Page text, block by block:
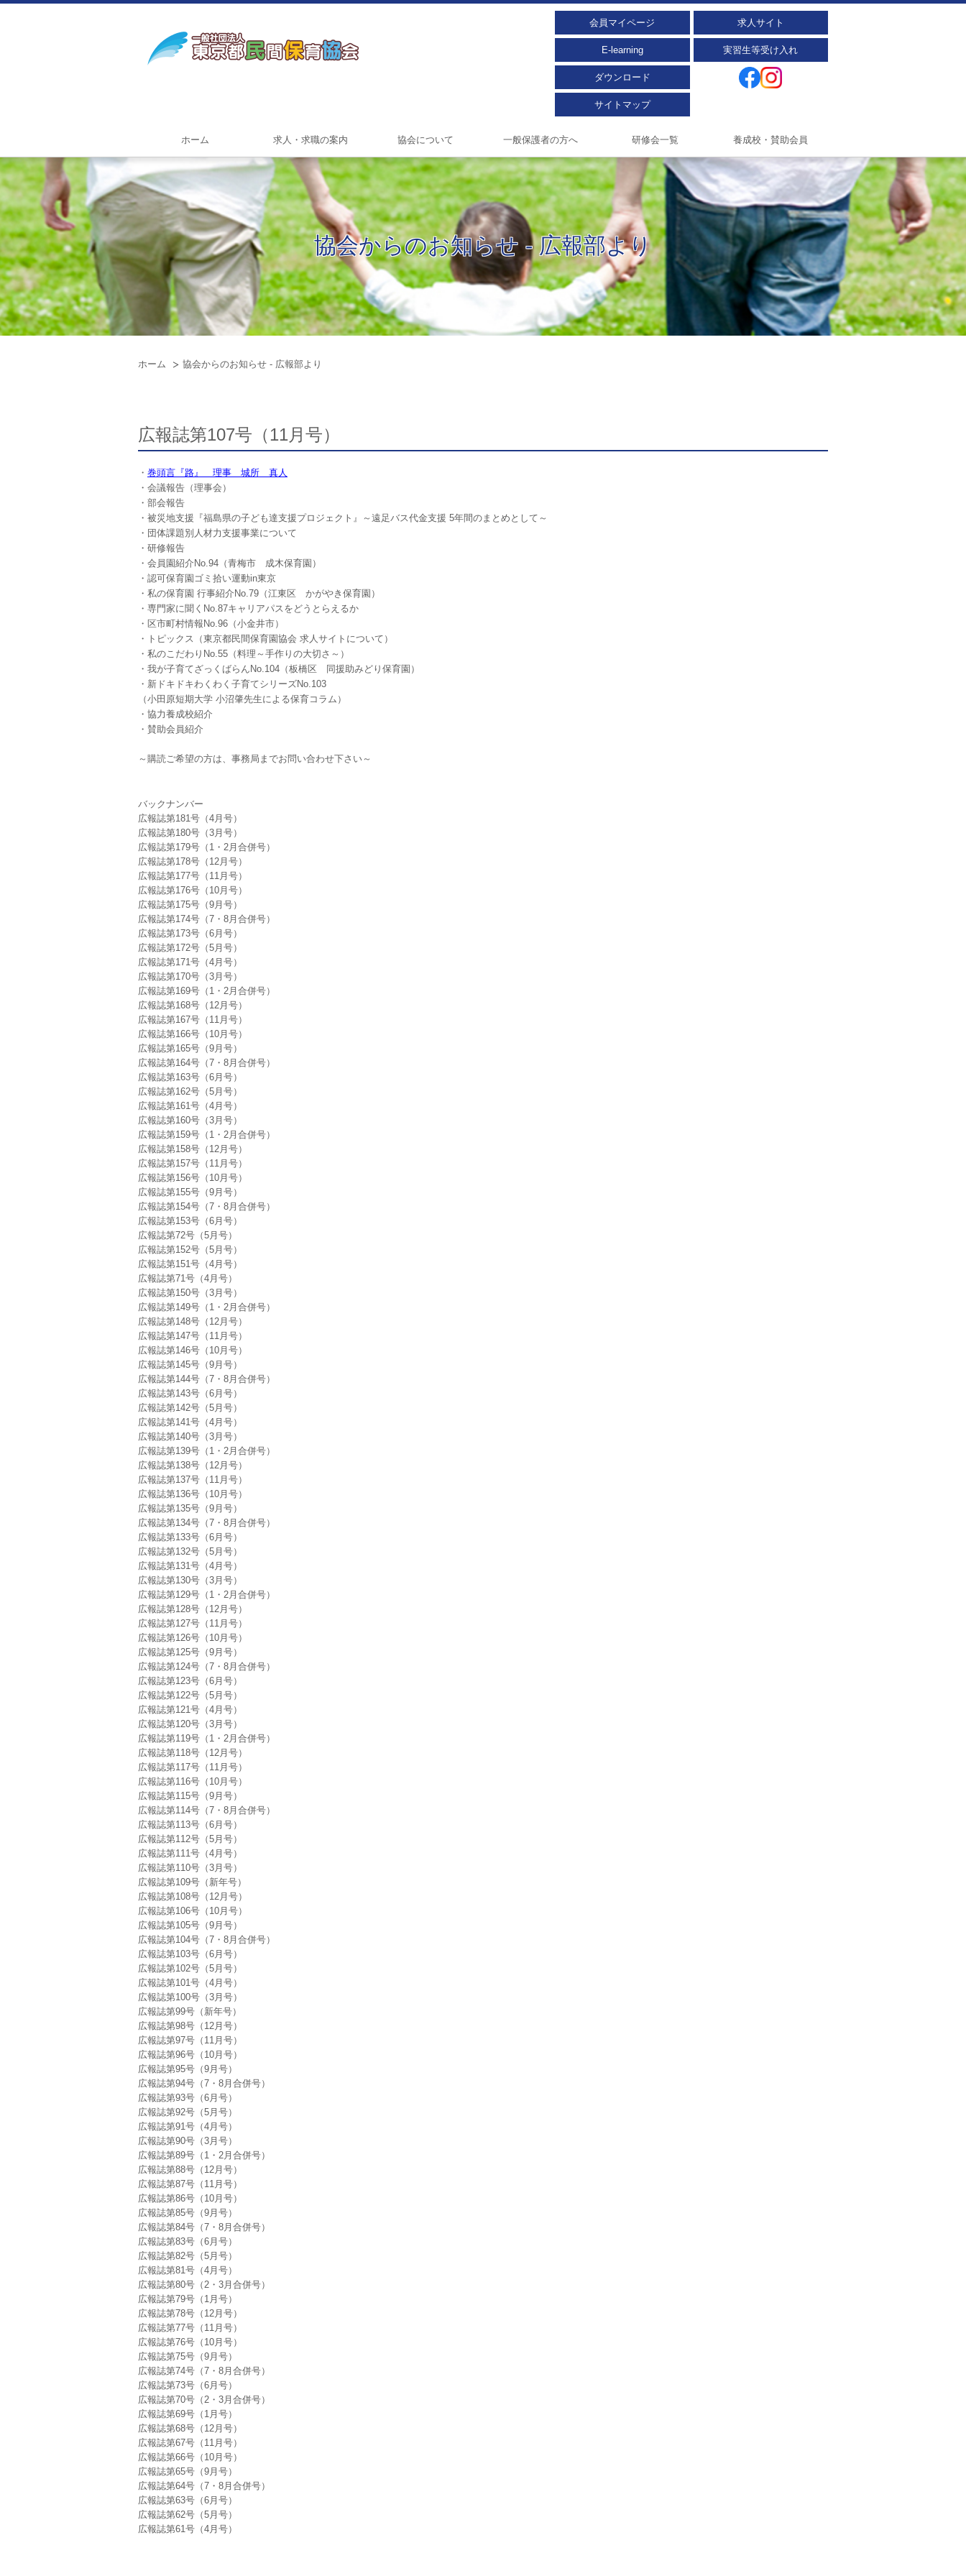
会員マイページ 求人サイト
E-learning 実習生等受け入れ
ダウンロード
サイトマップ
ホーム 求人・求職の案内 協会について 一般保護者の方へ 研修会一覧 養成校・賛助会員
協会からのお知らせ - 広報部より
ホーム 協会からのお知らせ - 広報部より
広報誌第107号（11月号）
・ 巻頭言『路』 理事 城所 真人
・会議報告（理事会）
・部会報告
・被災地支援『福島県の子ども達支援プロジェクト』～遠足バス代金支援 5年間のまとめとして～
・団体課題別人材力支援事業について
・研修報告
・会員園紹介No.94（青梅市 成木保育園）
・認可保育園ゴミ拾い運動in東京
・私の保育園 行事紹介No.79（江東区 かがやき保育園）
・専門家に聞くNo.87キャリアパスをどうとらえるか
・ 区市町村情報No.96（小金井市）
・トピックス（東京都民間保育園協会 求人サイトについて）
・私のこだわりNo.55（料理～手作りの大切さ～）
・我が子育てざっくばらんNo.104（板橋区 同援助みどり保育園）
・新ドキドキわくわく子育てシリーズNo.103
（小田原短期大学 小沼肇先生による保育コラム）
・協力養成校紹介
・賛助会員紹介
～購読ご希望の方は、事務局までお問い合わせ下さい～
バックナンバー
広報誌第181号（4月号）
広報誌第180号（3月号）
広報誌第179号（1・2月合併号）
広報誌第178号（12月号）
広報誌第177号（11月号）
広報誌第176号（10月号）
広報誌第175号（9月号）
広報誌第174号（7・8月合併号）
広報誌第173号（6月号）
広報誌第172号（5月号）
広報誌第171号（4月号）
広報誌第170号（3月号）
広報誌第169号（1・2月合併号）
広報誌第168号（12月号）
広報誌第167号（11月号）
広報誌第166号（10月号）
広報誌第165号（9月号）
広報誌第164号（7・8月合併号）
広報誌第163号（6月号）
広報誌第162号（5月号）
広報誌第161号（4月号）
広報誌第160号（3月号）
広報誌第159号（1・2月合併号）
広報誌第158号（12月号）
広報誌第157号（11月号）
広報誌第156号（10月号）
広報誌第155号（9月号）
広報誌第154号（7・8月合併号）
広報誌第153号（6月号）
広報誌第72号（5月号）
広報誌第152号（5月号）
広報誌第151号（4月号）
広報誌第71号（4月号）
広報誌第150号（3月号）
広報誌第149号（1・2月合併号）
広報誌第148号（12月号）
広報誌第147号（11月号）
広報誌第146号（10月号）
広報誌第145号（9月号）
広報誌第144号（7・8月合併号）
広報誌第143号（6月号）
広報誌第142号（5月号）
広報誌第141号（4月号）
広報誌第140号（3月号）
広報誌第139号（1・2月合併号）
広報誌第138号（12月号）
広報誌第137号（11月号）
広報誌第136号（10月号）
広報誌第135号（9月号）
広報誌第134号（7・8月合併号）
広報誌第133号（6月号）
広報誌第132号（5月号）
広報誌第131号（4月号）
広報誌第130号（3月号）
広報誌第129号（1・2月合併号）
広報誌第128号（12月号）
広報誌第127号（11月号）
広報誌第126号（10月号）
広報誌第125号（9月号）
広報誌第124号（7・8月合併号）
広報誌第123号（6月号）
広報誌第122号（5月号）
広報誌第121号（4月号）
広報誌第120号（3月号）
広報誌第119号（1・2月合併号）
広報誌第118号（12月号）
広報誌第117号（11月号）
広報誌第116号（10月号）
広報誌第115号（9月号）
広報誌第114号（7・8月合併号）
広報誌第113号（6月号）
広報誌第112号（5月号）
広報誌第111号（4月号）
広報誌第110号（3月号）
広報誌第109号（新年号）
広報誌第108号（12月号）
広報誌第106号（10月号）
広報誌第105号（9月号）
広報誌第104号（7・8月合併号）
広報誌第103号（6月号）
広報誌第102号（5月号）
広報誌第101号（4月号）
広報誌第100号（3月号）
広報誌第99号（新年号）
広報誌第98号（12月号）
広報誌第97号（11月号）
広報誌第96号（10月号）
広報誌第95号（9月号）
広報誌第94号（7・8月合併号）
広報誌第93号（6月号）
広報誌第92号（5月号）
広報誌第91号（4月号）
広報誌第90号（3月号）
広報誌第89号（1・2月合併号）
広報誌第88号（12月号）
広報誌第87号（11月号）
広報誌第86号（10月号）
広報誌第85号（9月号）
広報誌第84号（7・8月合併号）
広報誌第83号（6月号）
広報誌第82号（5月号）
広報誌第81号（4月号）
広報誌第80号（2・3月合併号）
広報誌第79号（1月号）
広報誌第78号（12月号）
広報誌第77号（11月号）
広報誌第76号（10月号）
広報誌第75号（9月号）
広報誌第74号（7・8月合併号）
広報誌第73号（6月号）
広報誌第70号（2・3月合併号）
広報誌第69号（1月号）
広報誌第68号（12月号）
広報誌第67号（11月号）
広報誌第66号（10月号）
広報誌第65号（9月号）
広報誌第64号（7・8月合併号）
広報誌第63号（6月号）
広報誌第62号（5月号）
広報誌第61号（4月号）